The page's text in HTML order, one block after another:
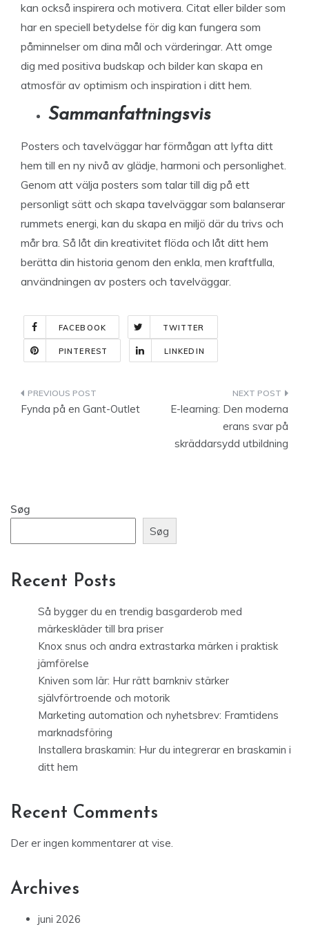
kan också inspirera och motivera. Citat eller bilder som
har en speciell betydelse för dig kan fungera som
påminnelser om dina mål och värderingar. Att omge
dig med positiva budskap och bilder kan skapa en
atmosfär av optimism och inspiration i ditt hem.
Sammanfattningsvis
Posters och tavelväggar har förmågan att lyfta ditt
hem till en ny nivå av glädje, harmoni och personlighet.
Genom att välja posters som talar till dig på ett
personligt sätt och skapa tavelväggar som balanserar
rummets energi, kan du skapa en miljö där du trivs och
mår bra. Så låt din kreativitet flöda och låt ditt hem
berätta din historia genom den enkla, men kraftfulla,
användningen av posters och tavelväggar.
FACEBOOK TWITTER
PINTEREST LINKEDIN
Indlægsnavigation
Fynda på en Gant-Outlet
E-learning: Den moderna
erans svar på
skräddarsydd utbildning
Søg
Søg
Recent Posts
Så bygger du en trendig basgarderob med
märkeskläder till bra priser
Knox snus och andra extrastarka märken i praktisk
jämförelse
Kniven som lär: Hur rätt barnkniv stärker
självförtroende och motorik
Marketing automation och nyhetsbrev: Framtidens
marknadsföring
Installera braskamin: Hur du integrerar en braskamin i
ditt hem
Recent Comments
Der er ingen kommentarer at vise.
Archives
juni 2026